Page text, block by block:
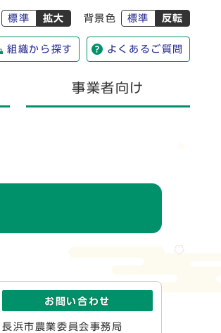
標準 拡大 背景色 標準 反転
組織から探す よくあるご質問
事業者向け
お問い合わせ
長浜市農業委員会事務局